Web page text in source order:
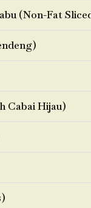
(Non-Fat
Cabai Hijau)